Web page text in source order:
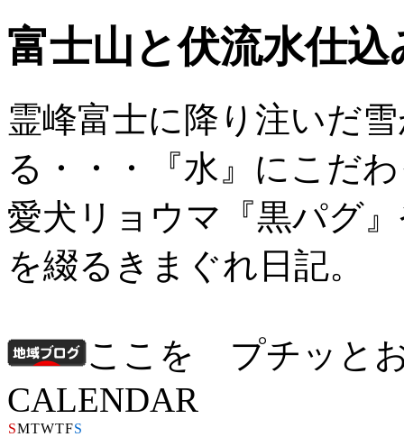
富士山と伏流水仕
霊峰富士に降り注いだ
る・・・『水』にこだ
愛犬リョウマ『黒パグ
を綴るきまぐれ日記。
ここを プチッと
CALENDAR
SMTWTFS